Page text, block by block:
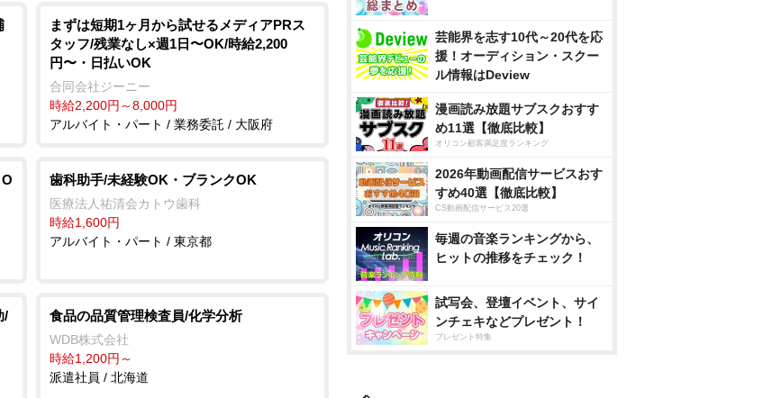
まずは短期1ヶ月から試せるメディアPRス
タッフ/残業なし×週1日〜OK/時給2,200
円〜・日払いOK
合同会社ジーニー
時給2,200円～8,000円
アルバイト・パート / 業務委託 / 大阪府
歯科助手/未経験OK・ブランクOK
医療法人祐清会カトウ歯科
時給1,600円
アルバイト・パート / 東京都
/
食品の品質管理検査員/化学分析
WDB株式会社
時給1,200円～
派遣社員 / 北海道
芸能界を志す10代～20代を応
援！オーディション・スクー
ル情報はDeview
漫画読み放題サブスクおすす
め11選【徹底比較】
オリコン顧客満足度ランキング
2026年動画配信サービスおす
すめ40選【徹底比較】
CS動画配信サービス20選
毎週の音楽ランキングから、
ヒットの推移をチェック！
試写会、登壇イベント、サイ
ンチェキなどプレゼント！
プレゼント特集